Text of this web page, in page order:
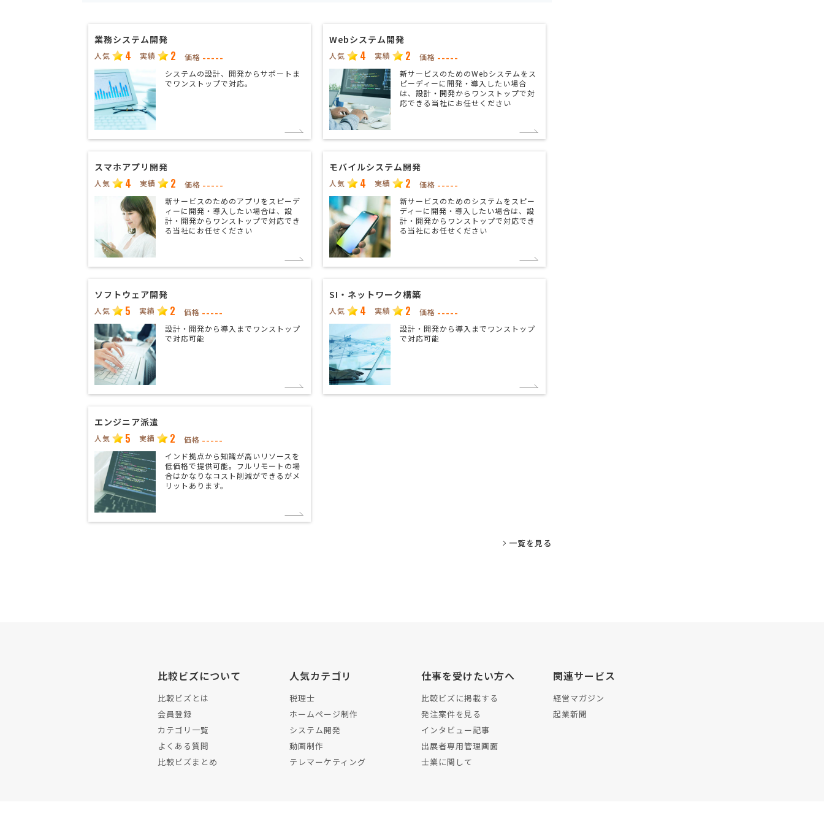
業務システム開発
人気 4 実績 2 価格 -----
システムの設計、開発からサポートま
でワンストップで対応。
Webシステム開発
人気 4 実績 2 価格 -----
新サービスのためのWebシステムをス
ピーディーに開発・導入したい場合
は、設計・開発からワンストップで対
応できる当社にお任せください
スマホアプリ開発
人気 4 実績 2 価格 -----
新サービスのためのアプリをスピーデ
ィーに開発・導入したい場合は、設
計・開発からワンストップで対応でき
る当社にお任せください
モバイルシステム開発
人気 4 実績 2 価格 -----
新サービスのためのシステムをスピー
ディーに開発・導入したい場合は、設
計・開発からワンストップで対応でき
る当社にお任せください
ソフトウェア開発
人気 5 実績 2 価格 -----
設計・開発から導入までワンストップ
で対応可能
SI・ネットワーク構築
人気 4 実績 2 価格 -----
設計・開発から導入までワンストップ
で対応可能
エンジニア派遣
人気 5 実績 2 価格 -----
インド拠点から知識が高いリソースを
低価格で提供可能。フルリモートの場
合はかなりなコスト削減ができるがメ
リットあります。
一覧を見る
比較ビズについて
比較ビズとは
会員登録
カテゴリ一覧
よくある質問
比較ビズまとめ
人気カテゴリ
税理士
ホームページ制作
システム開発
動画制作
テレマーケティング
仕事を受けたい方へ
比較ビズに掲載する
発注案件を見る
インタビュー記事
出展者専用管理画面
士業に関して
関連サービス
経営マガジン
起業新聞